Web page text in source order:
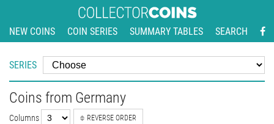
NEW COINS COIN SERIES SUMMARY TABLES SEARCH
SERIES
Coins from Germany
Columns REVERSE ORDER